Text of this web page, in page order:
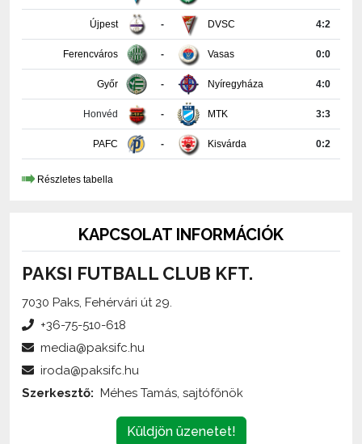
Újpest - DVSC 4:2
Ferencváros - Vasas 0:0
Győr - Nyíregyháza 4:0
Honvéd - MTK 3:3
PAFC - Kisvárda 0:2
Részletes tabella
KAPCSOLAT INFORMÁCIÓK
PAKSI FUTBALL CLUB KFT.
7030 Paks, Fehérvári út 29.
+36-75-510-618
media@paksifc.hu
iroda@paksifc.hu
Szerkesztő: Méhes Tamás, sajtófőnök
Küldjön üzenetet!